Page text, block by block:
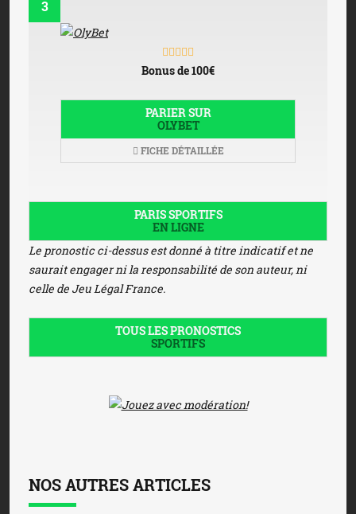
3
Bonus de 100€
PARIER SUR
OLYBET
FICHE DÉTAILLÉE
PARIS SPORTIFS
EN LIGNE
Le pronostic ci-dessus est donné à titre indicatif et ne
saurait engager ni la responsabilité de son auteur, ni
celle de Jeu Légal France.
TOUS LES PRONOSTICS
SPORTIFS
NOS AUTRES ARTICLES